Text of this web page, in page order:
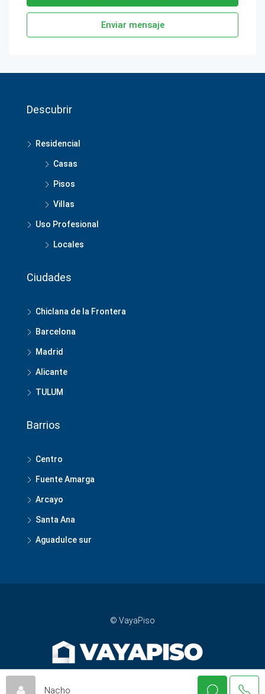
Enviar mensaje
Descubrir
Residencial
Casas
Pisos
Villas
Uso Profesional
Locales
Ciudades
Chiclana de la Frontera
Barcelona
Madrid
Alicante
TULUM
Barrios
Centro
Fuente Amarga
Arcayo
Santa Ana
Aguadulce sur
© VayaPiso
Nacho